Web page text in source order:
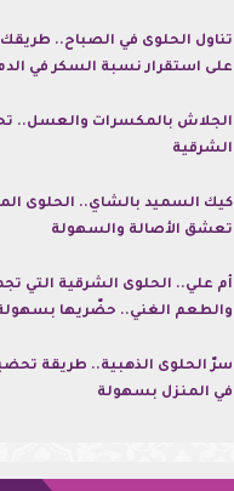
تناول الحلوى في الصباح..
على استقرار نسبة السكر في
الجلاش بالمكسرات والعسل..
الشرقية
كيك السميد بالشاي.. الحلوى
تعشق الأصالة والسهولة
أم علي.. الحلوى الشرقية التي
والطعم الغني.. حضّريها
سرّ الحلوى الذهبية.. طريقة
في المنزل بسهولة